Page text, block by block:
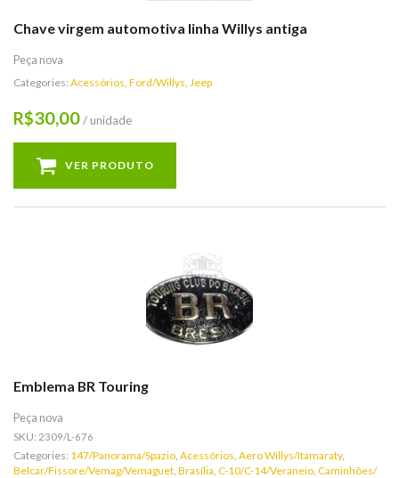
Chave virgem automotiva linha Willys antiga
Peça nova
Categories: Acessórios, Ford/Willys, Jeep
R$30,00/ unidade
VER PRODUTO
Emblema BR Touring
Peça nova
SKU: 2309/L-676
Categories: 147/Panorama/Spazio, Acessórios, Aero Willys/Itamaraty,
Belcar/Fissore/Vemag/Vemaguet, Brasília, C-10/C-14/Veraneio, Caminhões/